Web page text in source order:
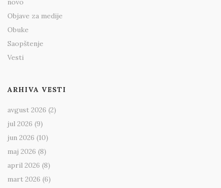
novo
Objave za medije
Obuke
Saopštenje
Vesti
ARHIVA VESTI
avgust 2026 (2)
jul 2026 (9)
jun 2026 (10)
maj 2026 (8)
april 2026 (8)
mart 2026 (6)